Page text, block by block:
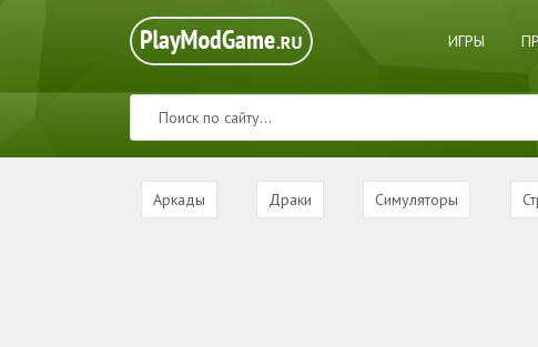
ИГРЫ
Аркады Драки Симуляторы